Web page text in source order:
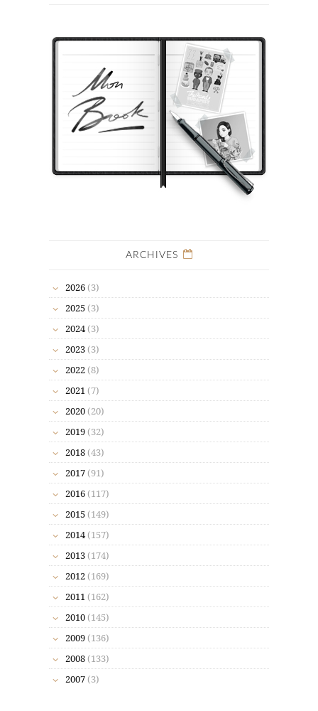
ARCHIVES
2026 (3)
2025 (3)
2024 (3)
2023 (3)
2022 (8)
2021 (7)
2020 (20)
2019 (32)
2018 (43)
2017 (91)
2016 (117)
2015 (149)
2014 (157)
2013 (174)
2012 (169)
2011 (162)
2010 (145)
2009 (136)
2008 (133)
2007 (3)